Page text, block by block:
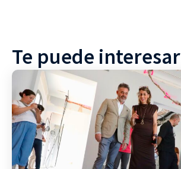
Te puede interesar